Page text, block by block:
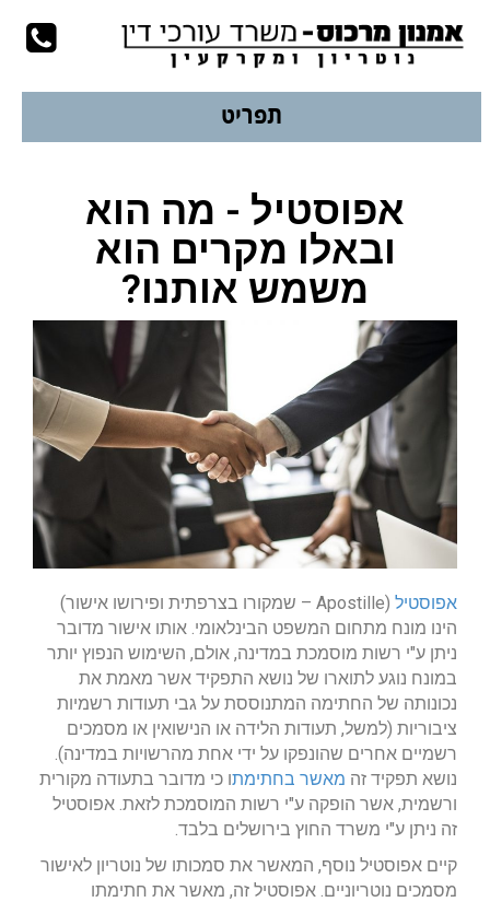
עמוד הבית
לשיחת יעוץ
077-9978924
תפריט
אפוסטיל - מה הוא
ובאלו מקרים הוא
משמש אותנו?
אפוסטיל
(Apostille – שמקורו בצרפתית ופירושו אישור)
הינו מונח מתחום המשפט הבינלאומי. אותו אישור מדובר
ניתן ע"י רשות מוסמכת במדינה, אולם, השימוש הנפוץ יותר
במונח נוגע לתוארו של נושא התפקיד אשר מאמת את
נכונותה של החתימה המתנוססת על גבי תעודות רשמיות
ציבוריות (למשל, תעודות הלידה או הנישואין או מסמכים
רשמיים אחרים שהונפקו על ידי אחת מהרשויות במדינה).
נושא תפקיד זה מאשר בחתימתו כי מדובר בתעודה מקורית
ורשמית, אשר הופקה ע"י רשות המוסמכת לזאת. אפוסטיל
זה ניתן ע"י משרד החוץ בירושלים בלבד.
קיים אפוסטיל נוסף, המאשר את סמכותו של נוטריון לאישור
מסמכים נוטריוניים. אפוסטיל זה, מאשר את חתימתו